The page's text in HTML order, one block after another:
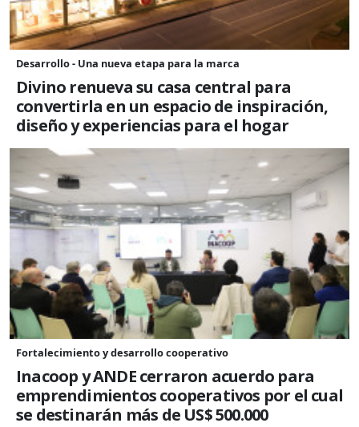
Desarrollo - Una nueva etapa para la marca
Divino renueva su casa central para
convertirla en un espacio de inspiración,
diseño y experiencias para el hogar
Fortalecimiento y desarrollo cooperativo
Inacoop y ANDE cerraron acuerdo para
emprendimientos cooperativos por el cual
se destinarán más de US$ 500.000